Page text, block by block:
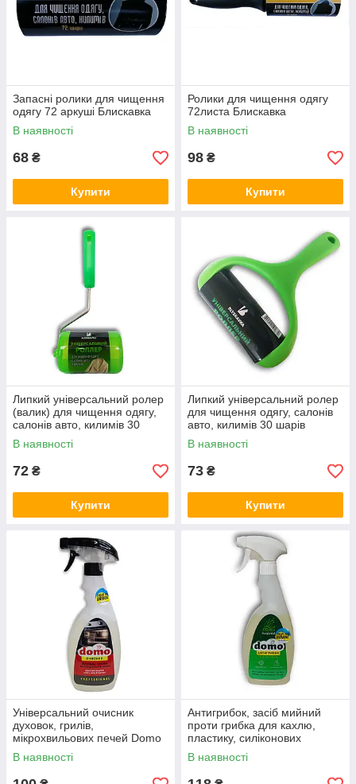
Запасні ролики для чищення
одягу 72 аркуші Блискавка
В наявності
68 ₴
Купити
Ролики для чищення одягу
72листа Блискавка
В наявності
98 ₴
Купити
Липкий універсальний ролер
(валик) для чищення одягу,
салонів авто, килимів 30
шарів Блискавка
В наявності
72 ₴
Купити
Липкий універсальний ролер
для чищення одягу, салонів
авто, килимів 30 шарів
Блискавка
В наявності
73 ₴
Купити
Універсальний очисник
духовок, грилів,
мікрохвильових печей Domo
500мл
В наявності
Антигрибок, засіб мийний
проти грибка для кахлю,
пластику, силіконових
цементних швів Domo 500мл
В наявності